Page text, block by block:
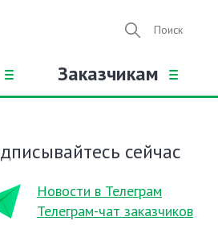
Заказчикам
сейчас
Новости в Телеграм
Телеграм-чат заказчиков